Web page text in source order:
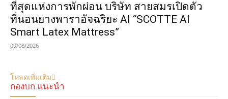
ที่สุดแห่งการพักผ่อน บริษัท สายสมรเปิดตัว
ที่นอนยางพาราอัจฉริยะ AI “SCOTTE AI
Smart Latex Mattress”
09/08/2026
โหลดเพิ่มเติม
กองบก.แนะนำ